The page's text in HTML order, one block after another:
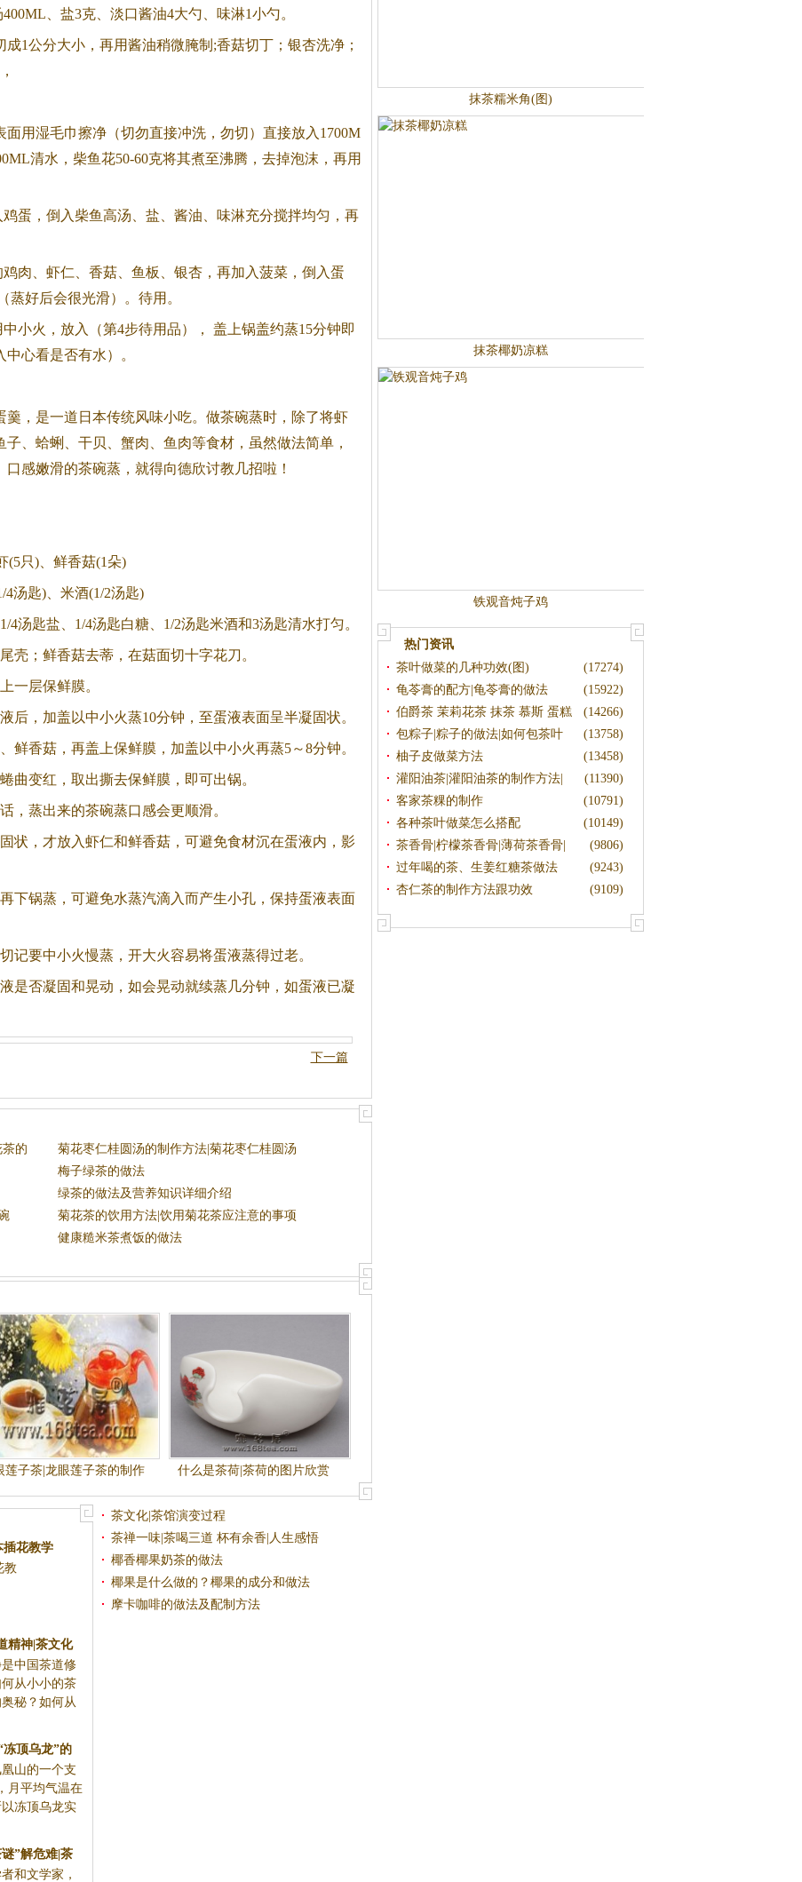
、盐3克、淡口酱油4大勺、味淋1小勺。
公分大小，再用酱油稍微腌制;香菇切丁；银杏洗净；
用湿毛巾擦净（切勿直接冲洗，勿切）直接放入1700M
清水，柴鱼花50-60克将其煮至沸腾，去掉泡沫，再用
，倒入柴鱼高汤、盐、酱油、味淋充分搅拌均匀，再
肉、虾仁、香菇、鱼板、银杏，再加入菠菜，倒入蛋
好后会很光滑）。待用。
火，放入（第4步待用品）， 盖上锅盖约蒸15分钟即
心看是否有水）。
羹，是一道日本传统风味小吃。做茶碗蒸时，除了将虾
、蛤蜊、干贝、蟹肉、鱼肉等食材，虽然做法简单，
口感嫩滑的茶碗蒸，就得向德欣讨教几招啦！
只)、鲜香菇(1朵)
匙)、米酒(1/2汤匙)
匙盐、1/4汤匙白糖、1/2汤匙米酒和3汤匙清水打匀。
；鲜香菇去蒂，在菇面切十字花刀。
层保鲜膜。
加盖以中小火蒸10分钟，至蛋液表面呈半凝固状。
菇，再盖上保鲜膜，加盖以中小火再蒸5～8分钟。
变红，取出撕去保鲜膜，即可出锅。
，蒸出来的茶碗蒸口感会更顺滑。
，才放入虾仁和鲜香菇，可避免食材沉在蛋液内，影
锅蒸，可避免水蒸汽滴入而产生小孔，保持蛋液表面
记要中小火慢蒸，开大火容易将蛋液蒸得过老。
否凝固和晃动，如会晃动就续蒸几分钟，如蛋液已凝
下一篇
的
菊花枣仁桂圆汤的制作方法|菊花枣仁桂圆汤
的功效
梅子绿茶的做法
绿茶的做法及营养知识详细介绍
菊花茶的饮用方法|饮用菊花茶应注意的事项
健康糙米茶煮饭的做法
莲子茶|龙眼莲子茶的制作
方法|龙眼莲子茶的功效
什么是茶荷|茶荷的图片欣赏
插花教学
教
精神|茶文化
中国茶道修
从小小的茶
秘？如何从
冻顶乌龙”的
化
山的一个支
月平均气温在
冻顶乌龙实
”解危难|茶
和文学家，
茶文化|茶馆演变过程
茶禅一味|茶喝三道 杯有余香|人生感悟
椰香椰果奶茶的做法
椰果是什么做的？椰果的成分和做法
摩卡咖啡的做法及配制方法
抹茶糯米角(图)
抹茶椰奶凉糕
铁观音炖子鸡
热门资讯
(17274)
茶叶做菜的几种功效(图)
(15922)
龟苓膏的配方|龟苓膏的做法
(14266)
伯爵茶 茉莉花茶 抹茶 慕斯 蛋糕
(13758)
包粽子|粽子的做法|如何包茶叶
粽子
(13458)
柚子皮做菜方法
(11390)
灌阳油茶|灌阳油茶的制作方法|
灌
(10791)
客家茶粿的制作
(10149)
各种茶叶做菜怎么搭配
(9806)
茶香骨|柠檬茶香骨|薄荷茶香骨|
茶
(9243)
过年喝的茶、生姜红糖茶做法
(9109)
杏仁茶的制作方法跟功效